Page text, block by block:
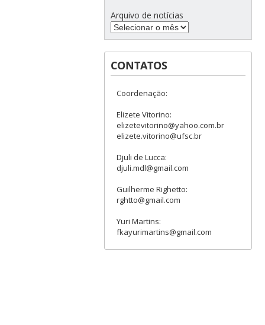
Arquivo de notícias
CONTATOS
Coordenação:
Elizete Vitorino:
elizetevitorino@yahoo.com.br
elizete.vitorino@ufsc.br
Djuli de Lucca:
djuli.mdl@gmail.com
Guilherme Righetto:
rghtto@gmail.com
Yuri Martins:
fkayurimartins@gmail.com